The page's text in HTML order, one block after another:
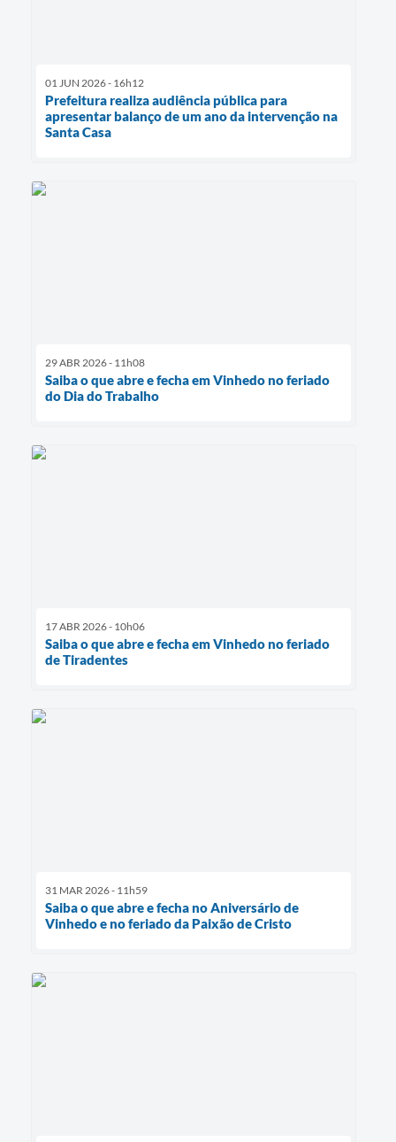
01 JUN 2026 - 16h12
Prefeitura realiza audiência pública para
apresentar balanço de um ano da intervenção na
Santa Casa
29 ABR 2026 - 11h08
Saiba o que abre e fecha em Vinhedo no feriado
do Dia do Trabalho
17 ABR 2026 - 10h06
Saiba o que abre e fecha em Vinhedo no feriado
de Tiradentes
31 MAR 2026 - 11h59
Saiba o que abre e fecha no Aniversário de
Vinhedo e no feriado da Paixão de Cristo